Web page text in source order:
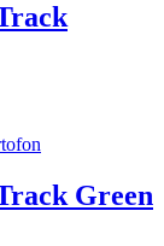
Green